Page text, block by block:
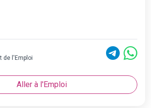
de l'Emploi
Aller à l'Emploi